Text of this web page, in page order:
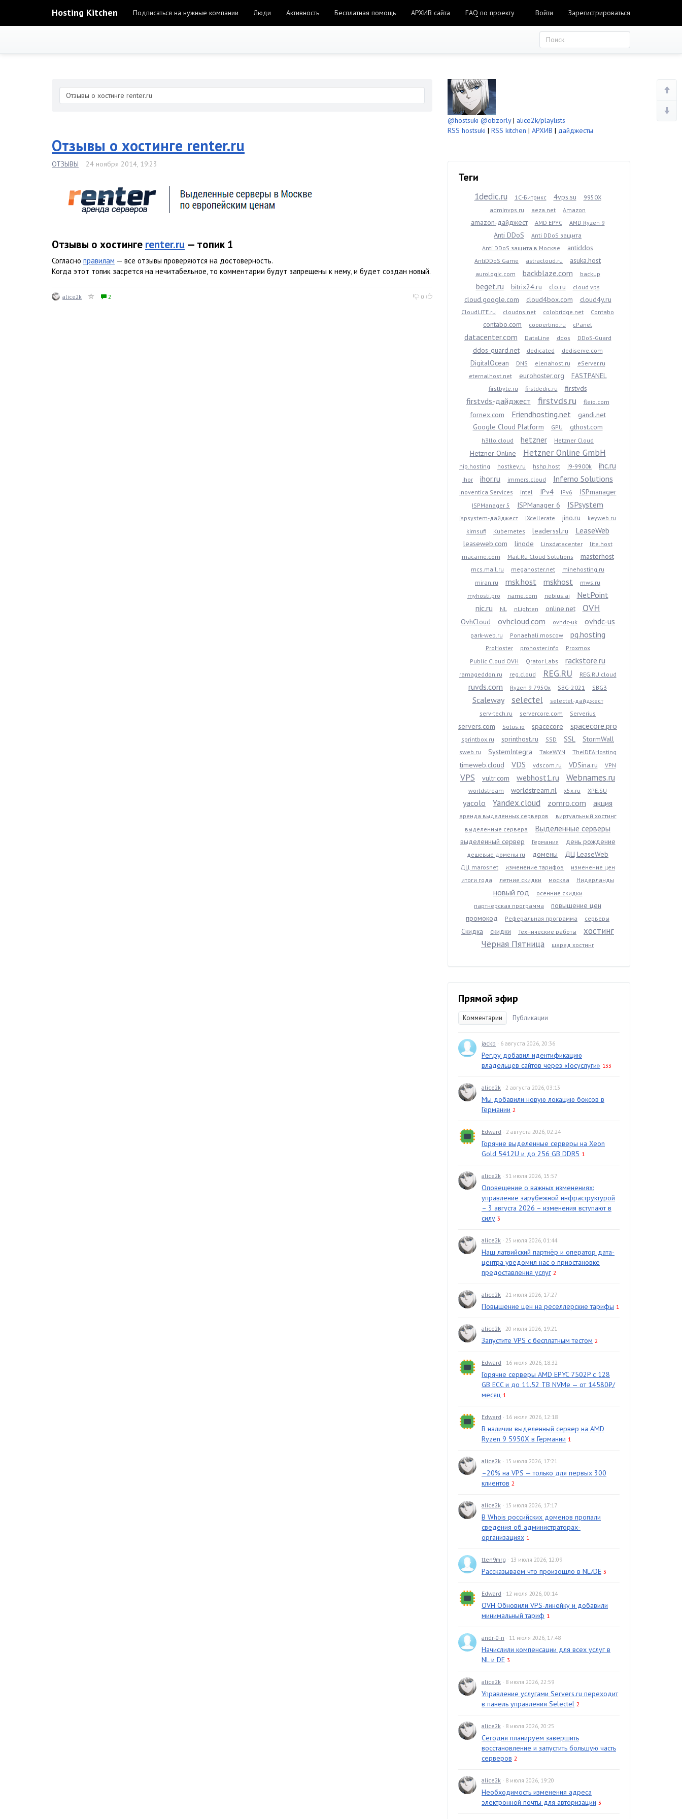
Hosting Kitchen Подписаться на нужные компании Люди Активность Бесплатная помощь АРХИВ сайта FAQ по проекту Войти Зарегистрироваться
Отзывы о хостинге renter.ru
ОТЗЫВЫ 24 ноября 2014, 19:23
Отзывы о хостинге renter.ru — топик 1
Согласно правилам — все отзывы проверяются на достоверность.
Когда этот топик засрется на нечитабельное, то комментарии будут запрещены к нему, и будет создан новый.
alice2k 2 0
@hostsuki @obzorly| alice2k/playlists
RSS hostsuki | RSS kitchen | АРХИВ | дайджесты
Теги
1dedic.ru 1С-Битрикс 4vps.su
9950X
adminvps.ru
aeza.net Amazon
amazon-дайджест AMD EPYC AMD Ryzen 9
Anti DDoS
Anti DDoS защита
Anti DDoS защита в Москве
antiddos
AntiDDoS Game astracloud.ru asuka.host
aurologic.com backblaze.com backup
beget.ru bitrix24.ru clo.ru cloud vps
cloud.google.com cloud4box.com cloud4y.ru
CloudLITE.ru cloudns.net colobridge.net Contabo
contabo.com coopertino.ru cPanel
datacenter.com DataLine ddos DDoS-Guard
ddos-guard.net dedicated dediserve.com
DigitalOcean DNS elenahost.ru
eServer.ru
eternalhost.net
eurohoster.org FASTPANEL
firstbyte.ru firstdedic.ru firstvds
firstvds-дайджест firstvds.ru fleio.com
fornex.com Friendhosting.net
gandi.net
Google Cloud Platform
GPU gthost.com
h3llo.cloud hetzner Hetzner Cloud
Hetzner Online Hetzner Online GmbH
hip.hosting hostkey.ru hshp.host i9-9900k ihc.ru
ihor ihor.ru immers.cloud Inferno Solutions
Inoventica Services intel IPv4 IPv6 ISPmanager
ISPManager 5 ISPManager 6 ISPsystem
ispsystem-дайджест IXcellerate jino.ru
keyweb.ru
kimsufi
Kubernetes leaderssl.ru LeaseWeb
leaseweb.com linode Linxdatacenter
lite.host
macarne.com
Mail.Ru Cloud Solutions masterhost
mcs.mail.ru megahoster.net
minehosting.ru
miran.ru
msk.host mskhost
mws.ru
myhosti.pro
name.com nebius.ai
NetPoint
nic.ru
NL nLighten online.net OVH
OvhCloud ovhcloud.com ovhdc-uk ovhdc-us
park-web.ru Ponaehali.moscow pq.hosting
ProHoster prohoster.info
Proxmox
Public Cloud OVH
Qrator Labs rackstore.ru
ramageddon.ru reg.cloud REG.RU REG.RU cloud
ruvds.com Ryzen 9 7950x SBG-2021 SBG3
Scaleway selectel
selectel-дайджест
serv-tech.ru
servercore.com Serverius
servers.com Solus.io spacecore spacecore.pro
sprintbox.ru sprinthost.ru SSD SSL StormWall
sweb.ru SystemIntegra TakeWYN TheIDEAHosting
timeweb.cloud VDS vdscom.ru VDSina.ru VPN
VPS vultr.com webhost1.ru Webnames.ru
worldstream worldstream.nl x5x.ru XPE.SU
yacolo Yandex.cloud zomro.com акция
аренда выделенных серверов
виртуальный хостинг
выделенные сервера
Выделенные серверы
выделенный сервер Германия день рождение
дешевые домены ru домены ДЦ LeaseWeb
ДЦ marosnet изменение тарифов
изменение цен
итоги года
летние скидки москва Нидерланды
новый год
осенние скидки
партнерская программа
повышение цен
промокод
Реферальная программа серверы
Скидка скидки Технические работы
хостинг
Чёрная Пятница
шаред хостинг
Прямой эфир
Комментарии Публикации
jackb · 6 августа 2026, 20:36
Рег.ру добавил идентификацию
владельцев сайтов через «Госуслуги» 133
alice2k · 2 августа 2026, 03:13
Мы добавили новую локацию боксов в
Германии 2
Edward · 2 августа 2026, 02:24
Горячие выделенные серверы на Xeon
Gold 5412U и до 256 GB DDR5 1
alice2k · 31 июля 2026, 15:57
Оповещение о важных изменениях:
управление зарубежной инфраструктурой
– 3 августа 2026 – изменения вступают в
силу 3
alice2k · 25 июля 2026, 01:44
Наш латвийский партнёр и оператор дата-
центра уведомил нас о приостановке
предоставления услуг 2
alice2k · 21 июля 2026, 17:27
Повышение цен на реселлерские тарифы 1
alice2k · 20 июля 2026, 19:21
Запустите VPS с бесплатным тестом 2
Edward · 16 июля 2026, 18:32
Горячие серверы AMD EPYC 7502P с 128
GB ECC и до 11.52 TB NVMe — от 14580₽/
месяц 1
Edward · 16 июля 2026, 12:18
В наличии выделенный сервер на AMD
Ryzen 9 5950X в Германии 1
alice2k · 15 июля 2026, 17:21
–20% на VPS — только для первых 300
клиентов 2
alice2k · 15 июля 2026, 17:17
В Whois российских доменов пропали
сведения об администраторах-
организациях 1
tten9mrg · 13 июля 2026, 12:09
Рассказываем что произошло в NL/DE 3
Edward · 12 июля 2026, 00:14
OVH Обновили VPS-линейку и добавили
минимальный тариф 1
andr-0-n · 11 июля 2026, 17:48
Начислили компенсации для всех услуг в
NL и DE 3
alice2k · 8 июля 2026, 22:59
Управление услугами Servers.ru переходит
в панель управления Selectel 2
alice2k · 8 июля 2026, 20:25
Сегодня планируем завершить
восстановление и запустить большую часть
серверов 2
alice2k · 8 июля 2026, 19:20
Необходимость изменения адреса
электронной почты для авторизации 3